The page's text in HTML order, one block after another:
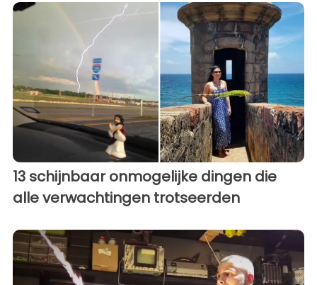
13 schijnbaar onmogelijke dingen die
alle verwachtingen trotseerden